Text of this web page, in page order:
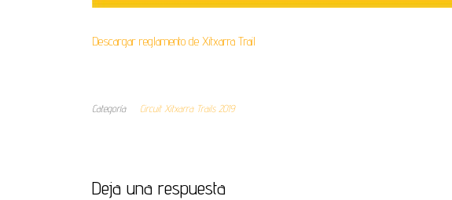
Descargar reglamento de Xitxarra Trail
Categoría Circuit Xitxarra Trails 2019
Deja una respuesta